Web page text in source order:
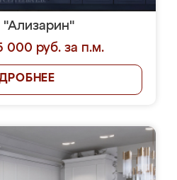
"Ализарин"
000 руб. за п.м.